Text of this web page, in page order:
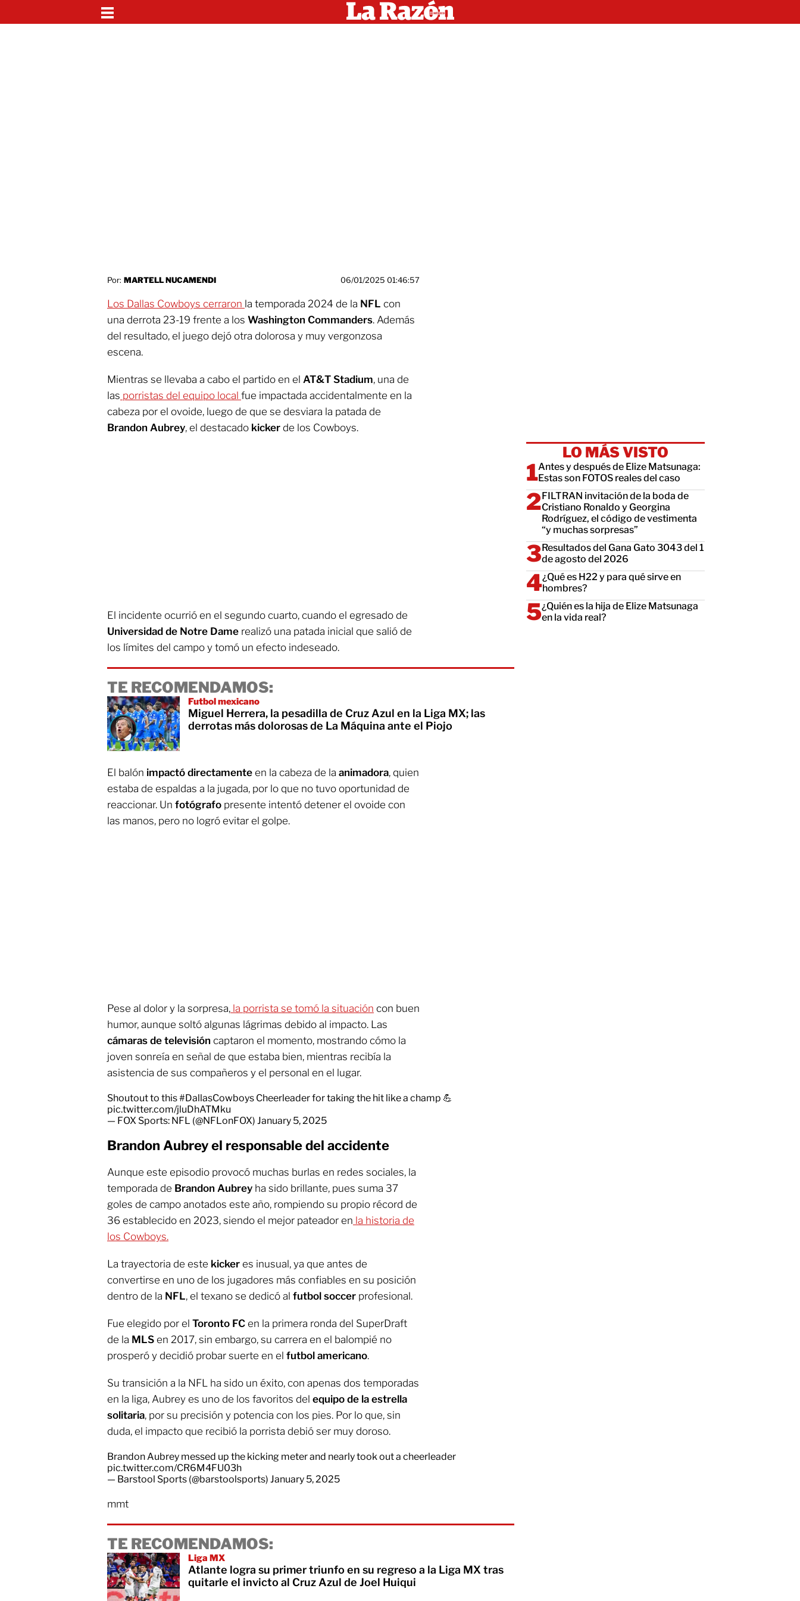
Por: MARTELL NUCAMENDI 06/01/2025 01:46:57
Los Dallas Cowboys cerraron la temporada 2024 de la NFL con
una derrota 23-19 frente a los Washington Commanders. Además
del resultado, el juego dejó otra dolorosa y muy vergonzosa
escena.
Mientras se llevaba a cabo el partido en el AT&T Stadium, una de
las porristas del equipo local fue impactada accidentalmente en la
cabeza por el ovoide, luego de que se desviara la patada de
Brandon Aubrey, el destacado kicker de los Cowboys.
El incidente ocurrió en el segundo cuarto, cuando el egresado de
Universidad de Notre Dame realizó una patada inicial que salió de
los límites del campo y tomó un efecto indeseado.
TE RECOMENDAMOS:
Futbol mexicano
Miguel Herrera, la pesadilla de Cruz Azul en la Liga MX; las
derrotas más dolorosas de La Máquina ante el Piojo
El balón impactó directamente en la cabeza de la animadora, quien
estaba de espaldas a la jugada, por lo que no tuvo oportunidad de
reaccionar. Un fotógrafo presente intentó detener el ovoide con
las manos, pero no logró evitar el golpe.
Pese al dolor y la sorpresa, la porrista se tomó la situación con buen
humor, aunque soltó algunas lágrimas debido al impacto. Las
cámaras de televisión captaron el momento, mostrando cómo la
joven sonreía en señal de que estaba bien, mientras recibía la
asistencia de sus compañeros y el personal en el lugar.
Shoutout to this#DallasCowboys Cheerleader for taking the hit like a champ 💪
pic.twitter.com/jluDhATMku
— FOX Sports: NFL (@NFLonFOX) January 5, 2025
Brandon Aubrey el responsable del accidente
Aunque este episodio provocó muchas burlas en redes sociales, la
temporada de Brandon Aubrey ha sido brillante, pues suma 37
goles de campo anotados este año, rompiendo su propio récord de
36 establecido en 2023, siendo el mejor pateador en la historia de
los Cowboys.
La trayectoria de este kicker es inusual, ya que antes de
convertirse en uno de los jugadores más confiables en su posición
dentro de la NFL, el texano se dedicó al futbol soccer profesional.
Fue elegido por el Toronto FC en la primera ronda del SuperDraft
de la MLS en 2017, sin embargo, su carrera en el balompié no
prosperó y decidió probar suerte en el futbol americano.
Su transición a la NFL ha sido un éxito, con apenas dos temporadas
en la liga, Aubrey es uno de los favoritos del equipo de la estrella
solitaria, por su precisión y potencia con los pies. Por lo que, sin
duda, el impacto que recibió la porrista debió ser muy doroso.
Brandon Aubrey messed up the kicking meter and nearly took out a cheerleader
pic.twitter.com/CR6M4FU03h
— Barstool Sports (@barstoolsports) January 5, 2025
mmt
TE RECOMENDAMOS:
Liga MX
Atlante logra su primer triunfo en su regreso a la Liga MX tras
quitarle el invicto al Cruz Azul de Joel Huiqui
LO MÁS VISTO
Antes y después de Elize Matsunaga:
Estas son FOTOS reales del caso
FILTRAN invitación de la boda de
Cristiano Ronaldo y Georgina
Rodríguez, el código de vestimenta
“y muchas sorpresas”
Resultados del Gana Gato 3043 del 1
de agosto del 2026
¿Qué es H22 y para qué sirve en
hombres?
¿Quién es la hija de Elize Matsunaga
en la vida real?